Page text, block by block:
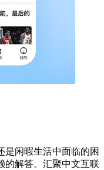
闲暇生活中面临的困
的解答。汇聚中文互联